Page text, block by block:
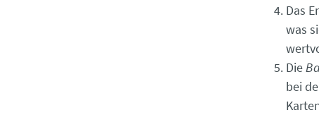
Das
was
Die
bei